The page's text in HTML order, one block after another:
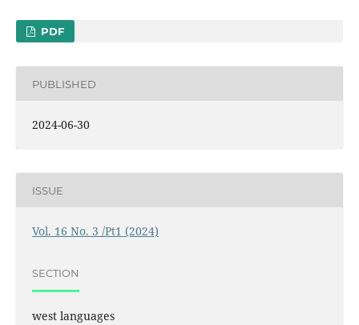
PDF
PUBLISHED
2024-06-30
ISSUE
Vol. 16 No. 3 /Pt1 (2024)
SECTION
west languages